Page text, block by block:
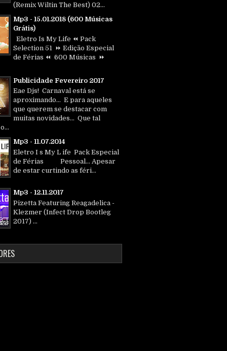
(Remix Wiltin The Best) 02...
Mp3 - 15.01.2018 (600 Músicas
Grátis)
Eletro Is My Life ⏪ Pack
Selection 51 ⏩ Edição Especial
de Férias ⏪ 600 Músicas ⏩
Publicidade Fevereiro 2017
Eae Djs! Carnaval está se
aproximando... E para aqueles
que querem se destacar com
muitas novidades... Que tal
Mp3 - 11.07.2014
Eletro I s My L ife Pack Especial
de Férias Pessoal... Apesar
de estar curtindo as féri...
Mp3 - 12.11.2017
Pizetta Featuring Reagadelica -
Klezmer (Infect Drop Bootleg
2017) ...